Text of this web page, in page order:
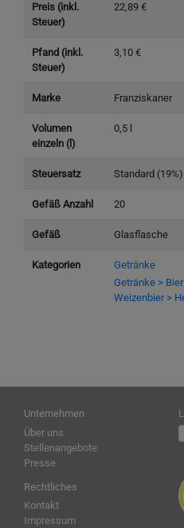
Preis (inkl.
Steuer)
22,89 €
Pfand (inkl.
Steuer)
3,10 €
Marke Franziskaner
Volumen
einzeln (l)
0,5 l
Steuersatz Standard (19%)
Gefäß Anzahl 20
Gefäß Glasflasche
Kategorien
Getränke
Getränke >
Weizenbier >
Unternehmen
Über uns
Stellenangebote
Presse
Rechtliches
Kontakt
Impressum